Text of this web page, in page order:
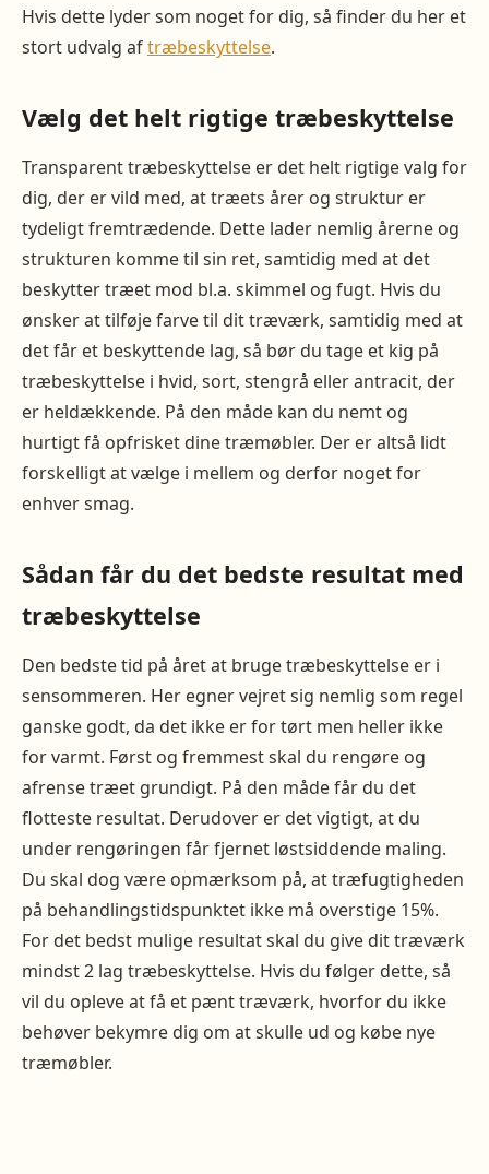
Hvis dette lyder som noget for dig, så finder du her et
stort udvalg aftræbeskyttelse.
Vælg det helt rigtige træbeskyttelse
Transparent træbeskyttelse er det helt rigtige valg for
dig, der er vild med, at træets årer og struktur er
tydeligt fremtrædende. Dette lader nemlig årerne og
strukturen komme til sin ret, samtidig med at det
beskytter træet mod bl.a. skimmel og fugt. Hvis du
ønsker at tilføje farve til dit træværk, samtidig med at
det får et beskyttende lag, så bør du tage et kig på
træbeskyttelse i hvid, sort, stengrå eller antracit, der
er heldækkende. På den måde kan du nemt og
hurtigt få opfrisket dine træmøbler. Der er altså lidt
forskelligt at vælge i mellem og derfor noget for
enhver smag.
Sådan får du det bedste resultat med
træbeskyttelse
Den bedste tid på året at bruge træbeskyttelse er i
sensommeren. Her egner vejret sig nemlig som regel
ganske godt, da det ikke er for tørt men heller ikke
for varmt. Først og fremmest skal du rengøre og
afrense træet grundigt. På den måde får du det
flotteste resultat. Derudover er det vigtigt, at du
under rengøringen får fjernet løstsiddende maling.
Du skal dog være opmærksom på, at træfugtigheden
på behandlingstidspunktet ikke må overstige 15%.
For det bedst mulige resultat skal du give dit træværk
mindst 2 lag træbeskyttelse. Hvis du følger dette, så
vil du opleve at få et pænt træværk, hvorfor du ikke
behøver bekymre dig om at skulle ud og købe nye
træmøbler.